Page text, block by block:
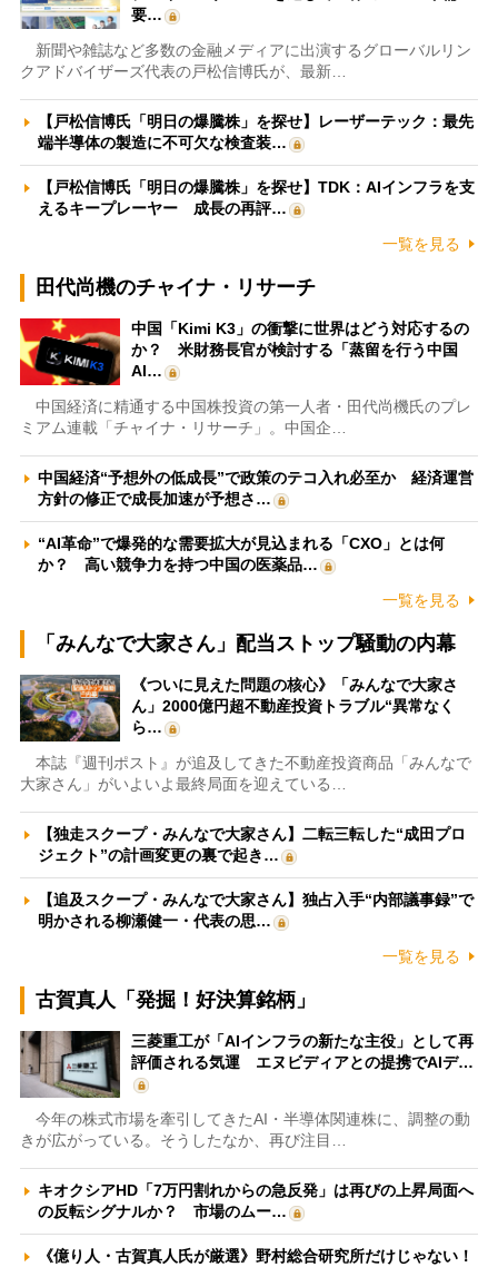
要…
新聞や雑誌など多数の金融メディアに出演するグローバルリン
クアドバイザーズ代表の戸松信博氏が、最新…
【戸松信博氏「明日の爆騰株」を探せ】レーザーテック：最先
端半導体の製造に不可欠な検査装…
【戸松信博氏「明日の爆騰株」を探せ】TDK：AIインフラを支
えるキープレーヤー 成長の再評…
一覧を見る
田代尚機のチャイナ・リサーチ
中国「Kimi K3」の衝撃に世界はどう対応するの
か？ 米財務長官が検討する「蒸留を行う中国
AI…
中国経済に精通する中国株投資の第一人者・田代尚機氏のプレ
ミアム連載「チャイナ・リサーチ」。中国企…
中国経済“予想外の低成長”で政策のテコ入れ必至か 経済運営
方針の修正で成長加速が予想さ…
“AI革命”で爆発的な需要拡大が見込まれる「CXO」とは何
か？ 高い競争力を持つ中国の医薬品…
一覧を見る
「みんなで大家さん」配当ストップ騒動の内幕
《ついに見えた問題の核心》「みんなで大家さ
ん」2000億円超不動産投資トラブル“異常なく
ら…
本誌『週刊ポスト』が追及してきた不動産投資商品「みんなで
大家さん」がいよいよ最終局面を迎えている…
【独走スクープ・みんなで大家さん】二転三転した“成田プロ
ジェクト”の計画変更の裏で起き…
【追及スクープ・みんなで大家さん】独占入手“内部議事録”で
明かされる柳瀬健一・代表の思…
一覧を見る
古賀真人「発掘！好決算銘柄」
三菱重工が「AIインフラの新たな主役」として再
評価される気運 エヌビディアとの提携でAIデ…
今年の株式市場を牽引してきたAI・半導体関連株に、調整の動
きが広がっている。そうしたなか、再び注目…
キオクシアHD「7万円割れからの急反発」は再びの上昇局面へ
の反転シグナルか？ 市場のムー…
《億り人・古賀真人氏が厳選》野村総合研究所だけじゃない！